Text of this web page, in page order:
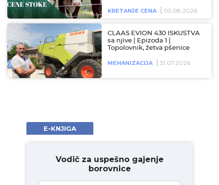
KRETANJE CENA 05.08.2026
CLAAS EVION 430 ISKUSTVA
sa njive | Epizoda 1 |
Topolovnik, žetva pšenice
MEHANIZACIJA 31.07.2026
E-KNJIGA
Vodič za uspešno gajenje
borovnice